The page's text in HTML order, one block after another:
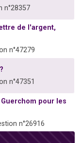
n°28357
de l'argent,
n°47279
n°47351
pour les
n°26916